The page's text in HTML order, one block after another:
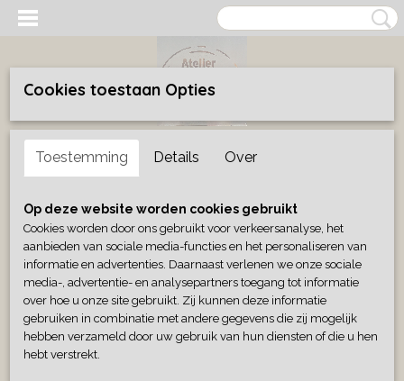
Inloggen Registreren
Home >Buitenleven>Schroefspecht metaal
Cookies toestaan Opties
Toestemming Details Over
Op deze website worden cookies gebruikt
Cookies worden door ons gebruikt voor verkeersanalyse, het
aanbieden van sociale media-functies en het personaliseren van
informatie en advertenties. Daarnaast verlenen we onze sociale
media-, advertentie- en analysepartners toegang tot informatie
over hoe u onze site gebruikt. Zij kunnen deze informatie
gebruiken in combinatie met andere gegevens die zij mogelijk
hebben verzameld door uw gebruik van hun diensten of die u hen
hebt verstrekt.